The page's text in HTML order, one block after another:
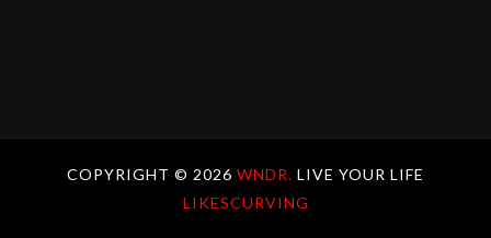
COPYRIGHT © 2026 WNDR. LIVE YOUR LIFE
LIKESCURVING